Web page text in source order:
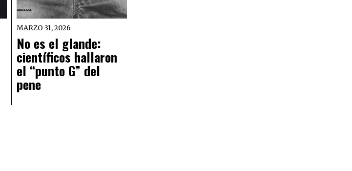
MARZO 31, 2026
No es el glande:
científicos hallaron
el “punto G” del
pene